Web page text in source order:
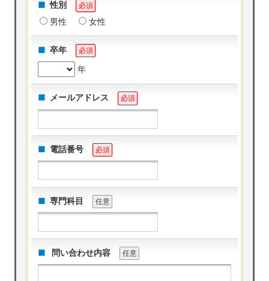
性別 必須
男性 女性
卒年 必須
年
メールアドレス 必須
電話番号 必須
専門科目 任意
問い合わせ内容 任意